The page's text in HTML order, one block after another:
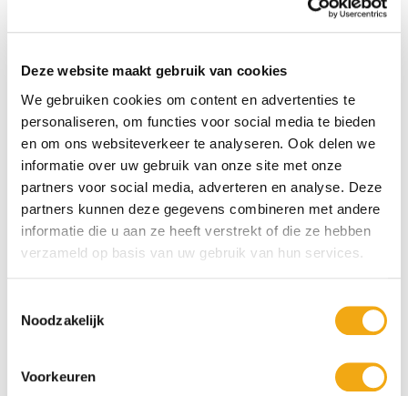
Deze website maakt gebruik van cookies
We gebruiken cookies om content en advertenties te
personaliseren, om functies voor social media te bieden
en om ons websiteverkeer te analyseren. Ook delen we
informatie over uw gebruik van onze site met onze
partners voor social media, adverteren en analyse. Deze
partners kunnen deze gegevens combineren met andere
informatie die u aan ze heeft verstrekt of die ze hebben
verzameld op basis van uw gebruik van hun services.
Noodzakelijk
Voorkeuren
, waaronder levensechte portretten, dieren,
precisie en artistieke kwaliteit, waardoor het een waardevolle
aanvulling vormt op zowel particuliere als zakelijke interieurs.
Een fotorealistisch fine art schilderij is meer dan een realistische
afbeelding. Het is een kunstwerk waarin techniek, geduld en
creativiteit samenkomen. De combinatie van fotografische precisie
en artistieke interpretatie maakt deze schilderijen geliefd bij
verzamelaars, kunstliefhebbers en iedereen die op zoek is naar
exclusieve wanddecoratie met een luxe uitstraling.
BijKunstuwel.nl vindt u zorgvuldig geselecteerdeFotorealisme
Fine Art Schilderijendie uitblinken in kwaliteit, detail en